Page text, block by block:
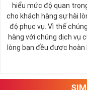
035, 036, 037, 038,
Sim Năm Sinh
năm sinh ở đuôi
0343.4.7.1983,
Viettel Hot Nhất
hiểu mức độ quan
cho khách hàng sự hài
độ phục vụ. Vì thế
hàng với chúng dịch vụ
lòng bạn đều được